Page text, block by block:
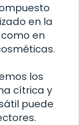
en la
en
los
cítrica y
puede